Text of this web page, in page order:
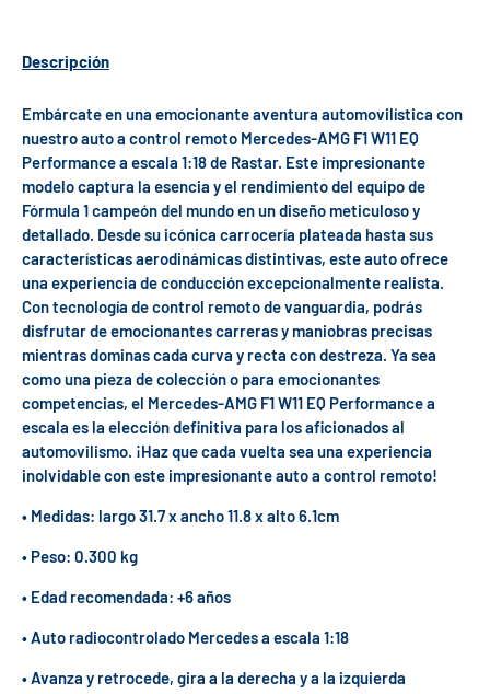
Descripción
Embárcate en una emocionante aventura automovilística con
nuestro auto a control remoto Mercedes-AMG F1 W11 EQ
Performance a escala 1:18 de Rastar. Este impresionante
modelo captura la esencia y el rendimiento del equipo de
Fórmula 1 campeón del mundo en un diseño meticuloso y
detallado. Desde su icónica carrocería plateada hasta sus
características aerodinámicas distintivas, este auto ofrece
una experiencia de conducción excepcionalmente realista.
Con tecnología de control remoto de vanguardia, podrás
disfrutar de emocionantes carreras y maniobras precisas
mientras dominas cada curva y recta con destreza. Ya sea
como una pieza de colección o para emocionantes
competencias, el Mercedes-AMG F1 W11 EQ Performance a
escala es la elección definitiva para los aficionados al
automovilismo. ¡Haz que cada vuelta sea una experiencia
inolvidable con este impresionante auto a control remoto!
• Medidas: largo 31.7 x ancho 11.8 x alto 6.1cm
• Peso: 0.300 kg
• Edad recomendada: +6 años
• Auto radiocontrolado Mercedes a escala 1:18
• Avanza y retrocede, gira a la derecha y a la izquierda